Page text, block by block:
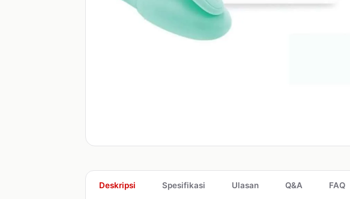
Deskripsi Spesifikasi Ulasan Q&A FAQ